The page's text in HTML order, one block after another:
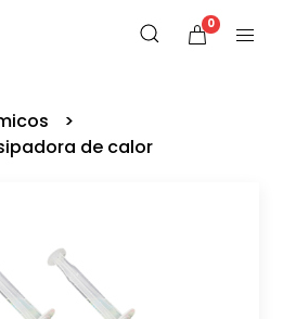
0
de calor